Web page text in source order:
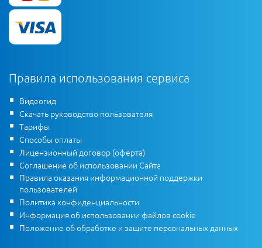
Правила использования сервиса
Видеогид
Скачать руководство пользователя
Тарифы
Способы оплаты
Лицензионный договор (оферта)
Соглашение об использовании Сайта
Правила оказания информационной поддержки
пользователей
Политика конфиденциальности
Информация об использовании файлов cookie
Положение об обработке и защите персональных данных